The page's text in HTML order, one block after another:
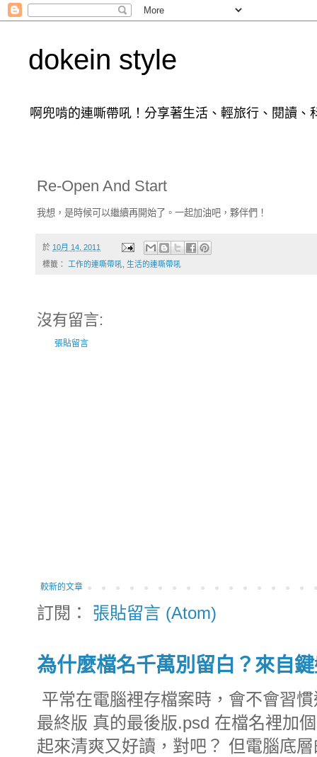
dokein style
啊兜啃的連嘶帶吼！分享著生活、輕旅行、閱讀
Re-Open And Start
我想，是時候可以繼續再開始了。一起加油吧，夥伴們！
於 10月 14, 2011
標籤： 工作的連嘶帶吼 生活的連嘶帶吼
沒有留言:
張貼留言
較新的文章
訂閱： 張貼留言 (Atom)
為什麼檔名千萬別留白？來自
平常在電腦裡存檔案時，會不會習
最終版 真的最後版.psd 在檔名裡加
起來清爽又好讀，對吧？ 但電腦底